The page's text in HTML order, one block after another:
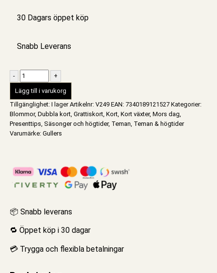
30 Dagars öppet köp
Snabb Leverans
- +
Lägg till i varukorg
Tillgänglighet: I lager Artikelnr: V249 EAN: 7340189121527 Kategorier:
Blommor, Dubbla kort, Grattiskort, Kort, Kort växter, Mors dag,
Presenttips, Säsonger och högtider, Teman, Teman & högtider
Varumärke: Gullers
📦 Snabb leverans
🔁 Öppet köp i 30 dagar
💳 Trygga och flexibla betalningar